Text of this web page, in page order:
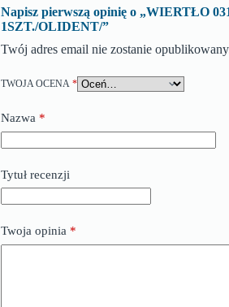
Napisz pierwszą opinię o „WIERTŁO
1SZT./OLIDENT/”
Twój adres email nie zostanie
TWOJA OCENA *
Nazwa *
Tytuł recenzji
Twoja opinia *